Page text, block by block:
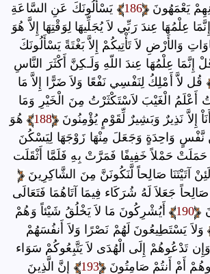
يَعْمَهُونَ
186
يَسْأَلُونَكَ عَنِ السَّاعَةِ
عِلْمُهَا عِندَ رَبِّي لاَ يُجَلِّيهَا لِوَقْتِهَا إِلاَّ هُوَ
وَالأَرْضِ لاَ تَأْتِيكُمْ إِلاَّ بَغْتَةً يَسْأَلُونَكَ
إِنَّمَا عِلْمُهَا عِندَ اللّهِ وَلَـكِنَّ أَكْثَرَ النَّاسِ
قُل لاَّ أَمْلِكُ لِنَفْسِي نَفْعًا وَلاَ ضَرًّا إِلاَّ مَا
أَعْلَمُ الْغَيْبَ لاَسْتَكْثَرْتُ مِنَ الْخَيْرِ وَمَا
إِلاَّ نَذِيرٌ وَبَشِيرٌ لِّقَوْمٍ يُؤْمِنُونَ
188
هُوَ
نَّفْسٍ وَاحِدَةٍ وَجَعَلَ مِنْهَا زَوْجَهَا لِيَسْكُنَ
حَمَلَتْ حَمْلاً خَفِيفًا فَمَرَّتْ بِهِ فَلَمَّا أَثْقَلَت
آتَيْتَنَا صَالِحاً لَّنَكُونَنَّ مِنَ الشَّاكِرِينَ
جَعَلاَ لَهُ شُرَكَاء فِيمَا آتَاهُمَا فَتَعَالَى
190 أَيُشْرِكُونَ مَا لاَ يَخْلُقُ شَيْئاً وَهُمْ
وَلاَ يَسْتَطِيعُونَ لَهُمْ نَصْرًا وَلاَ أَنفُسَهُمْ
تَدْعُوهُمْ إِلَى الْهُدَى لاَ يَتَّبِعُوكُمْ سَوَاء
أَمْ أَنتُمْ صَامِتُونَ
193
إِنَّ الَّذِينَ